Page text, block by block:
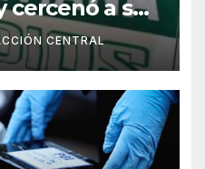
cercenó a su
Sur de La
CENTRAL